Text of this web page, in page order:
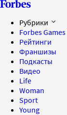
Рубрики
Forbes Games
Рейтинги
Франшизы
Подкасты
Видео
Life
Woman
Sport
Young